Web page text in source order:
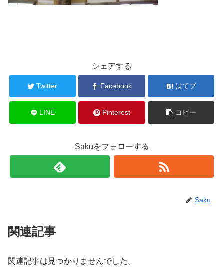
シェアする
Twitter Facebook はてブ
LINE Pinterest コピー
Sakuをフォローする
Saku
関連記事
関連記事は見つかりませんでした。